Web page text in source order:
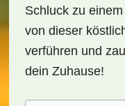
Schluck zu
von dieser
verführen und
dein Zuhause!